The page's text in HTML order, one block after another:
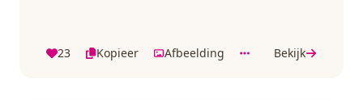
23 Kopieer Afbeelding Bekijk